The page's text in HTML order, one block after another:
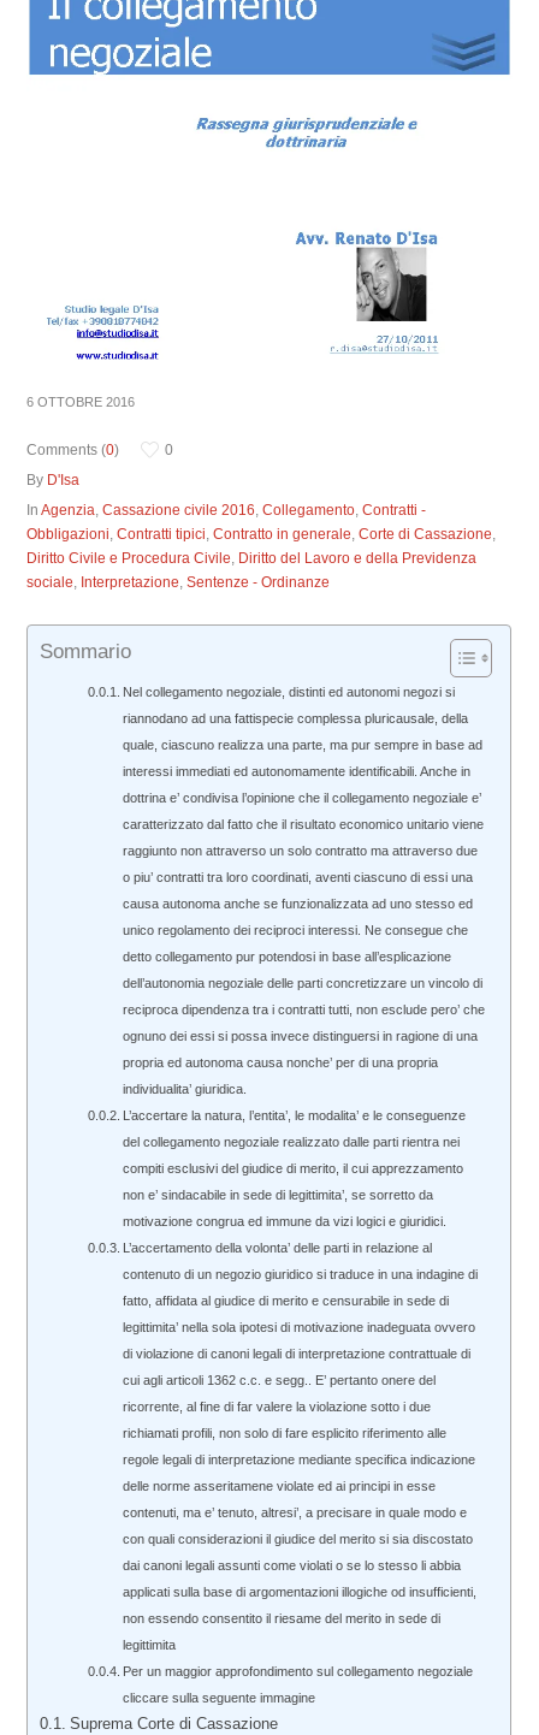
6 OTTOBRE 2016
Comments (0)
0
By D'Isa
InAgenzia,Cassazione civile 2016,Collegamento,Contratti -
Obbligazioni,Contratti tipici,Contratto in generale,Corte di Cassazione,
Diritto Civile e Procedura Civile, Diritto del Lavoro e della Previdenza
sociale, Interpretazione,Sentenze - Ordinanze
Sommario
Nel collegamento negoziale, distinti ed autonomi negozi si
riannodano ad una fattispecie complessa pluricausale, della
quale, ciascuno realizza una parte, ma pur sempre in base ad
interessi immediati ed autonomamente identificabili. Anche in
dottrina e’ condivisa l’opinione che il collegamento negoziale e’
caratterizzato dal fatto che il risultato economico unitario viene
raggiunto non attraverso un solo contratto ma attraverso due
o piu’ contratti tra loro coordinati, aventi ciascuno di essi una
causa autonoma anche se funzionalizzata ad uno stesso ed
unico regolamento dei reciproci interessi. Ne consegue che
detto collegamento pur potendosi in base all’esplicazione
dell’autonomia negoziale delle parti concretizzare un vincolo di
reciproca dipendenza tra i contratti tutti, non esclude pero’ che
ognuno dei essi si possa invece distinguersi in ragione di una
propria ed autonoma causa nonche’ per di una propria
individualita’ giuridica.
L’accertare la natura, l’entita’, le modalita’ e le conseguenze
del collegamento negoziale realizzato dalle parti rientra nei
compiti esclusivi del giudice di merito, il cui apprezzamento
non e’ sindacabile in sede di legittimita’, se sorretto da
motivazione congrua ed immune da vizi logici e giuridici.
L’accertamento della volonta’ delle parti in relazione al
contenuto di un negozio giuridico si traduce in una indagine di
fatto, affidata al giudice di merito e censurabile in sede di
legittimita’ nella sola ipotesi di motivazione inadeguata ovvero
di violazione di canoni legali di interpretazione contrattuale di
cui agli articoli 1362 c.c. e segg.. E’ pertanto onere del
ricorrente, al fine di far valere la violazione sotto i due
richiamati profili, non solo di fare esplicito riferimento alle
regole legali di interpretazione mediante specifica indicazione
delle norme asseritamene violate ed ai principi in esse
contenuti, ma e’ tenuto, altresi’, a precisare in quale modo e
con quali considerazioni il giudice del merito si sia discostato
dai canoni legali assunti come violati o se lo stesso li abbia
applicati sulla base di argomentazioni illogiche od insufficienti,
non essendo consentito il riesame del merito in sede di
legittimita
Per un maggior approfondimento sul collegamento negoziale
cliccare sulla seguente immagine
Suprema Corte di Cassazione